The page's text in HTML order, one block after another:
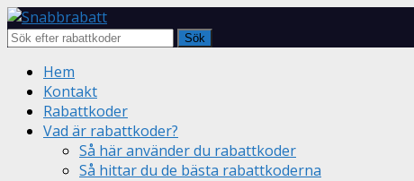
Sök
Skip
content
Hem
Kontakt
Rabattkoder
Vad är rabattkoder?
Så här använder du rabattkoder
Så hittar du de bästa rabattkoderna